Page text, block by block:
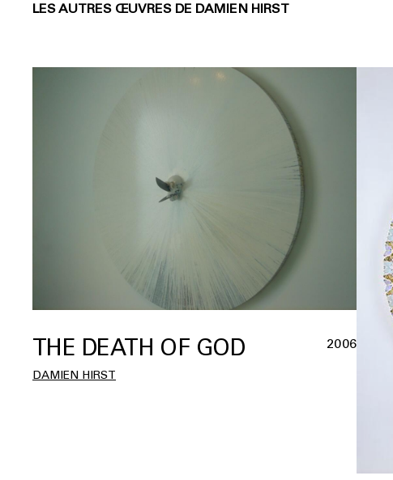
LES AUTRES ŒUVRES DE DAMIEN HIRST
THE DEATH OF GOD 2006
DAMIEN HIRST